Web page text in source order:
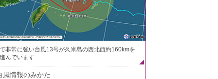
非常に強い台風13号が久米島の西北西約160kmを
んでいます
風情報のみかた